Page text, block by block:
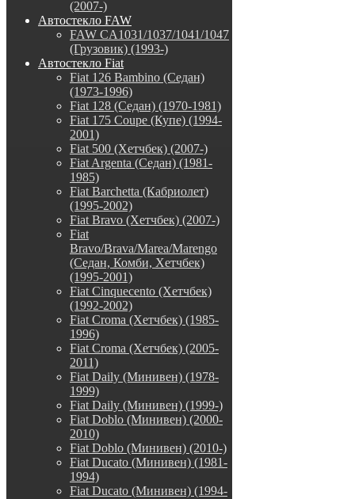
(2007-)
Автостекло FAW
FAW CA1031/1037/1041/1047
(Грузовик) (1993-)
Автостекло Fiat
Fiat 126 Bambino (Седан)
(1973-1996)
Fiat 128 (Седан) (1970-1981)
Fiat 175 Coupe (Купе) (1994-
2001)
Fiat 500 (Хетчбек) (2007-)
Fiat Argenta (Седан) (1981-
1985)
Fiat Barchetta (Кабриолет)
(1995-2002)
Fiat Bravo (Хетчбек) (2007-)
Fiat
Bravo/Brava/Marea/Marengo
(Седан, Комби, Хетчбек)
(1995-2001)
Fiat Cinquecento (Хетчбек)
(1992-2002)
Fiat Croma (Хетчбек) (1985-
1996)
Fiat Croma (Хетчбек) (2005-
2011)
Fiat Daily (Минивен) (1978-
1999)
Fiat Daily (Минивен) (1999-)
Fiat Doblo (Минивен) (2000-
2010)
Fiat Doblo (Минивен) (2010-)
Fiat Ducato (Минивен) (1981-
1994)
Fiat Ducato (Минивен) (1994-